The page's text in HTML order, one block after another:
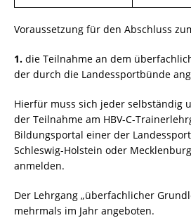
Voraussetzung für den Abschluss
1. die Teilnahme an dem
der durch die Landessportbünde
Hierfür muss sich jeder selbständig
der Teilnahme am HBV-C-
Bildungsportal einer der
Schleswig-Holstein oder
anmelden.
Der Lehrgang „überfachlicher
mehrmals im Jahr angeboten.